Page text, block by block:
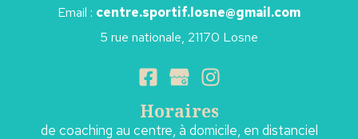
Email : centre.sportif.losne@gmail.com
5 rue nationale, 21170 Losne
Horaires
de coaching au centre, à domicile, en distanciel